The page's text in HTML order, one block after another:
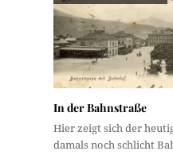
In der Bahnstraße
Hier zeigt sich der
damals noch schlicht